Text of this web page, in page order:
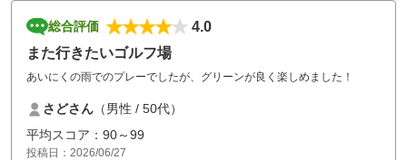
総合評価
4.0
また行きたいゴルフ場
あいにくの雨でのプレーでしたが、グリーンが良く楽しめました！
さどさん （男性 / 50代）
平均スコア：90～99
投稿日：2026/06/27